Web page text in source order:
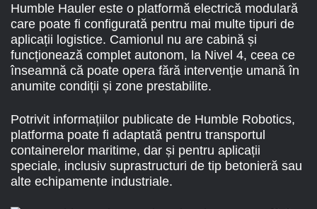
Humble Hauler este o platformă electrică modulară
care poate fi configurată pentru mai multe tipuri de
aplicații logistice. Camionul nu are cabină și
funcționează complet autonom, la Nivel 4, ceea ce
înseamnă că poate opera fără intervenție umană în
anumite condiții și zone prestabilite.
Potrivit informațiilor publicate de Humble Robotics,
platforma poate fi adaptată pentru transportul
containerelor maritime, dar și pentru aplicații
speciale, inclusiv suprastructuri de tip betonieră sau
alte echipamente industriale.